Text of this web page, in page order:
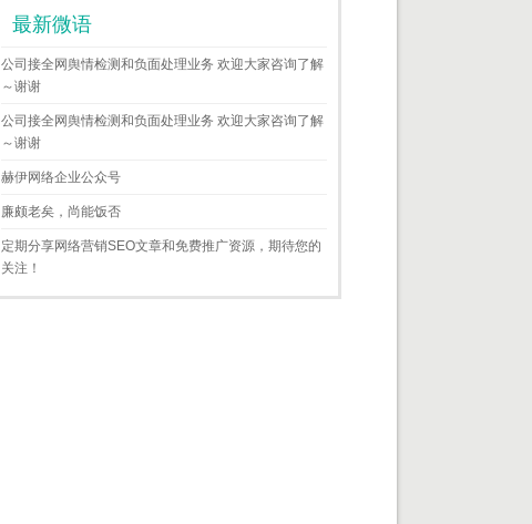
最新微语
公司接全网舆情检测和负面处理业务 欢迎大家咨询了解
～谢谢
公司接全网舆情检测和负面处理业务 欢迎大家咨询了解
～谢谢
赫伊网络企业公众号
廉颇老矣，尚能饭否
定期分享网络营销SEO文章和免费推广资源，期待您的
关注！